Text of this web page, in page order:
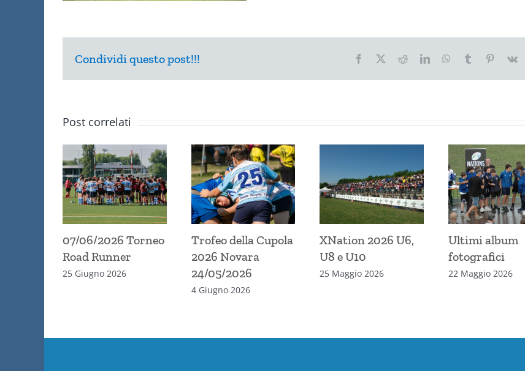
Condividi questo post!!! Facebook RedditLinkedInWhatsApp
Tumblr Pinterest
Vk
Post correlati
07/06/2026 Torneo
Road Runner
25 Giugno 2026
Trofeo della Cupola
2026 Novara
24/05/2026
4 Giugno 2026
XNation 2026 U6,
U8 e U10
25 Maggio 2026
Ultimi album
fotografici
22 Maggio 2026